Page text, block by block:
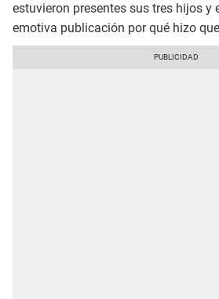
estuvieron presentes sus tres hijos y
emotiva publicación por qué hizo